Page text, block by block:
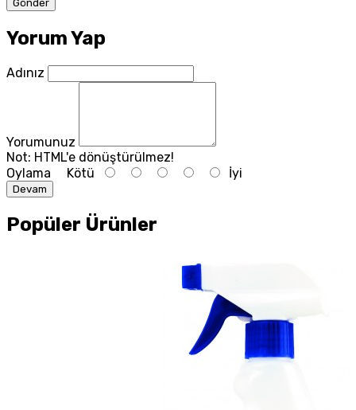
Yorum Yap
Adınız
Yorumunuz
Not: HTML'e dönüştürülmez!
Oylama Kötü İyi
Devam
Popüler Ürünler